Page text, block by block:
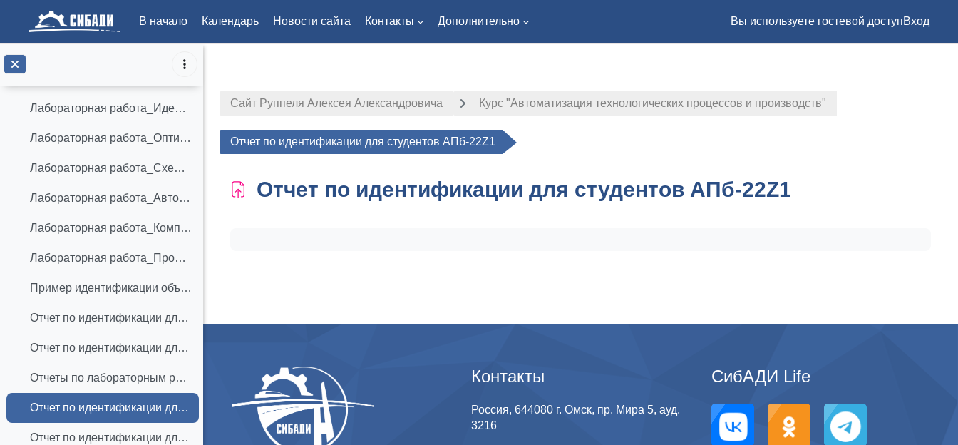
В начало Календарь Новости сайта Контакты Дополнительно Вы используете гостевой доступВход
Пример задания на курсовой проект
Лабораторная работа_Идентификация объектов автоматизации ТП
Лабораторная работа_Оптимизация настройки регулятора в MATLAB
Лабораторная работа_Схемы автоматизации тепловых процессов
Лабораторная работа_Автоматизация ТП приготовления углеводородной шихты
Лабораторная работа_Комплексная автоматизация ТП
Лабораторная работа_Проектирование ТП для создаваемого автоматизированного производства
Пример идентификации объекта автоматизации ТП.
Отчет по идентификации для студентов АПб-21Z1
Отчет по идентификации для студентов АПб-21Z2
Отчеты по лабораторным работам для студентов АПм-23МА1
Отчет по идентификации для студентов АПб-22Z1
Отчет по идентификации для студентов АПб-22Z2
Сайт Руппеля Алексея Александровича Курс "Автоматизация технологических процессов и производств"
Отчет по идентификации для студентов АПб-22Z1
Отчет по идентификации для студентов АПб-22Z1
Контакты
Россия, 644080 г. Омск, пр. Мира 5, ауд.
3216
СибАДИ Life